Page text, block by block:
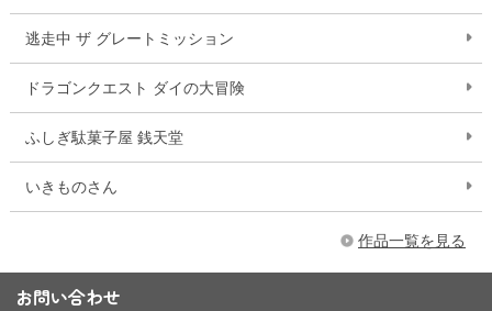
逃走中 ザ グレートミッション
ドラゴンクエスト ダイの大冒険
ふしぎ駄菓子屋 銭天堂
いきものさん
作品一覧を見る
お問い合わせ